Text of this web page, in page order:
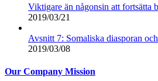
Viktigare än någonsin att fortsätta
2019/03/21
Avsnitt 7: Somaliska diasporan
2019/03/08
Our Company Mission